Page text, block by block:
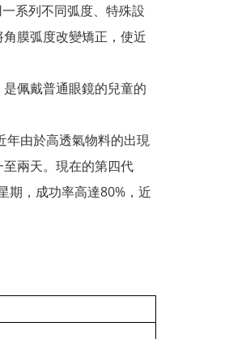
系列不同弧度、特殊設
膜弧度改變矯正，使近
佩戴普通眼鏡的兒童的
年由於高透氣物料的出現
兩天。現在的第四代
期，成功率高達80%，近